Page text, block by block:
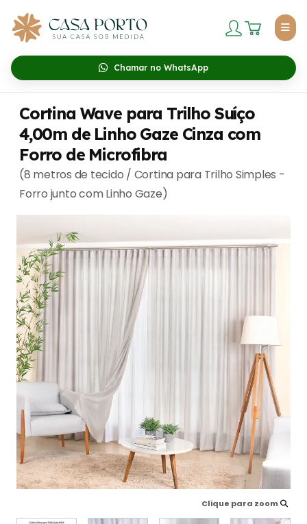
Chamar no WhatsApp
Cortina Wave para Trilho Suíço
4,00m de Linho Gaze Cinza com
Forro de Microfibra
(8 metros de tecido / Cortina para Trilho Simples -
Forro junto com Linho Gaze)
Clique para zoom